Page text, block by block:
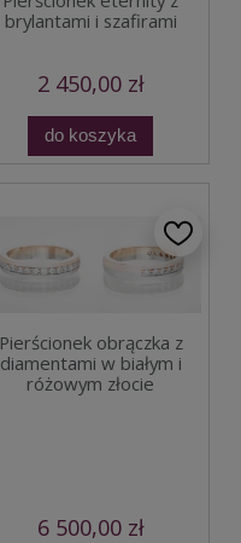
brylantami i szafirami
2 450,00 zł
do koszyka
Pierścionek obrączka z
diamentami w białym i
różowym złocie
6 500,00 zł